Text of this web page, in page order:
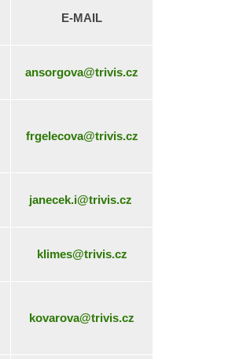
E-MAIL
ansorgova@trivis.cz
frgelecova@trivis.cz
janecek.i@trivis.cz
klimes@trivis.cz
kovarova@trivis.cz